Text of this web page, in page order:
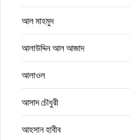
আল মাহমুদ
আলাউদ্দিন আল আজাদ
আলাওল
আসাদ চৌধুরী
আহসান হাবীব